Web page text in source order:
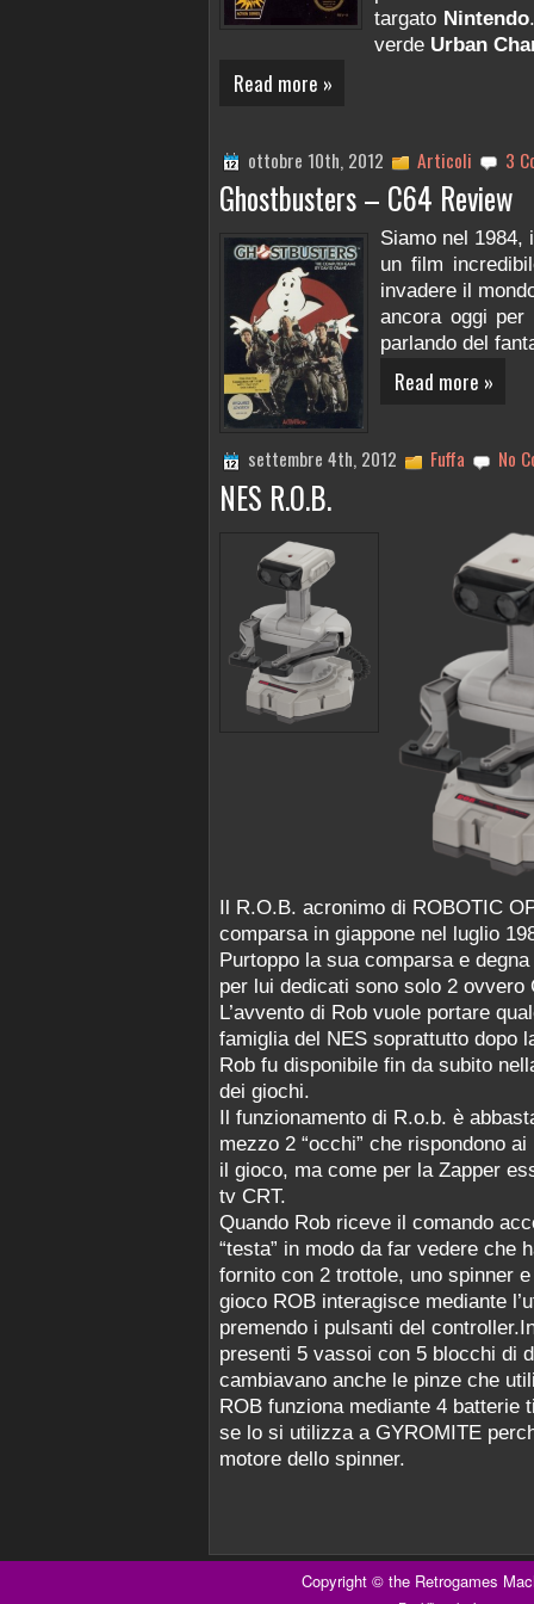
targato Nintendo
verde Urban
Read more »
ottobre 10th, 2012 Articoli 3
Ghostbusters – C64 Review
Siamo nel 1984,
un film
invadere il
ancora oggi
parlando del
Read more »
settembre 4th, 2012 Fuffa No
NES R.O.B.
Il R.O.B. acronimo di ROBOTIC
comparsa in giappone nel luglio
Purtoppo la sua comparsa e
per lui dedicati sono solo 2 ovvero
L’avvento di Rob vuole portare
famiglia del NES soprattutto dopo
Rob fu disponibile fin da subito
dei giochi.
Il funzionamento di R.o.b. è
mezzo 2 “occhi” che rispondono
il gioco, ma come per la Zapper
tv CRT.
Quando Rob riceve il comando
“testa” in modo da far vedere che
fornito con 2 trottole, uno spinner
gioco ROB interagisce mediante
premendo i pulsanti del
presenti 5 vassoi con 5 blocchi di
cambiavano anche le pinze che
ROB funziona mediante 4 batterie
se lo si utilizza a GYROMITE
motore dello spinner.
Copyright ©the Retrogames